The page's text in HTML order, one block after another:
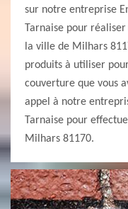
sur notre entreprise
Tarnaise pour
la ville de Milhars
produits à utiliser
couverture que vous
appel à notre
Tarnaise pour
Milhars 81170.